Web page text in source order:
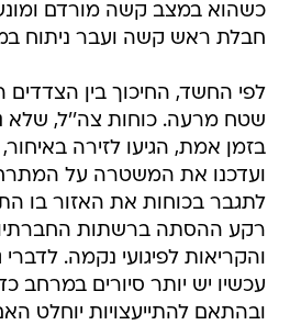
כשהוא במצב קשה מורדם
חבלת ראש קשה ועבר ניתוח
לפי החשד, החיכוך בין
שטח מרעה. כוחות צה''ל, שלא
בזמן אמת, הגיעו לזירה באיחור,
ועדכנו את המשטרה על
לתגבר בכוחות את האזור בו
רקע ההסתה ברשתות
והקריאות לפיגועי נקמה.
עכשיו יש יותר סיורים במרחב
ובהתאם להתייעצויות יוחלט